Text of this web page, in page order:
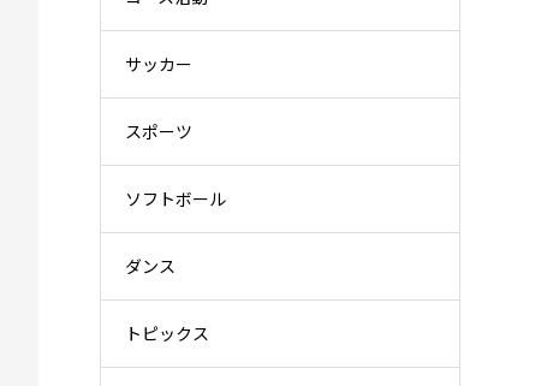
サッカー
スポーツ
ソフトボール
ダンス
トピックス